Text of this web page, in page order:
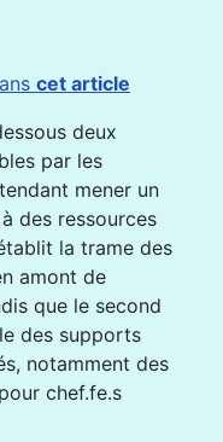
cet article
deux
par les
mener un
des ressources
la trame des
amont de
que le second
des supports
notamment des
chef.fe.s